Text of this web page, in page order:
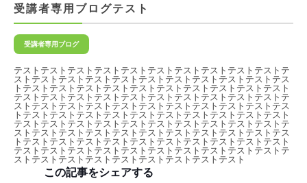
受講者専用ブログテスト
受講者専用ブログ
テストテストテストテストテストテストテストテストテストテストテ
ストテストテストテストテストテストテストテストテストテストテス
トテストテストテストテストテストテストテストテストテストテスト
テストテストテストテストテストテストテストテストテストテストテ
ストテストテストテストテストテストテストテストテストテストテス
トテストテストテストテストテストテストテストテストテストテスト
テストテストテストテストテストテストテストテストテストテストテ
ストテストテストテストテストテストテストテストテストテストテス
トテストテストテストテストテストテストテストテストテストテスト
テストテストテストテストテストテストテストテストテストテストテ
ストテストテストテストテストテストテストテストテスト
この記事をシェアする